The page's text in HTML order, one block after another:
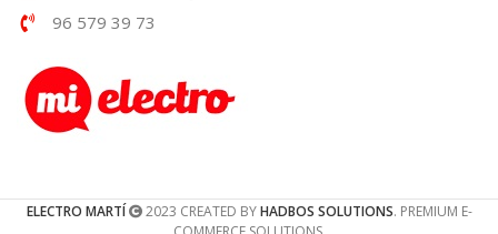
96 579 39 73
ELECTRO MARTÍ 2023 CREATED BYHADBOS SOLUTIONS. PREMIUM E-